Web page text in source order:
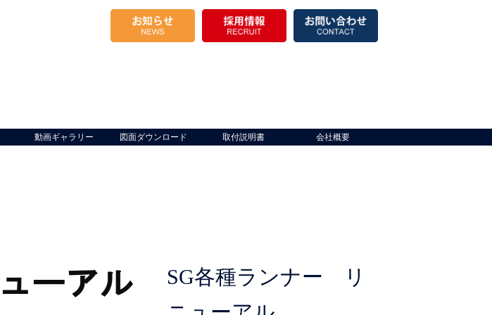
動画ギャラリー 図面ダウンロード 取付説明書 会社概要
SG各種ランナー リ